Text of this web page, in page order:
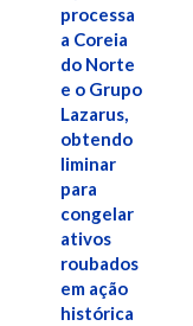
processa
a Coreia
do Norte
e o Grupo
Lazarus,
obtendo
liminar
para
congelar
ativos
roubados
em ação
histórica